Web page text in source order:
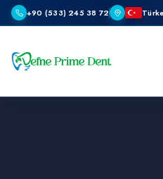
+90 (533) 245 38 72